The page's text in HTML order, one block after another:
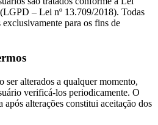
– Lei nº 13.709/2018). Todas
para os fins de
ser alterados a qualquer momento,
verificá-los periodicamente. O
alterações constitui aceitação dos